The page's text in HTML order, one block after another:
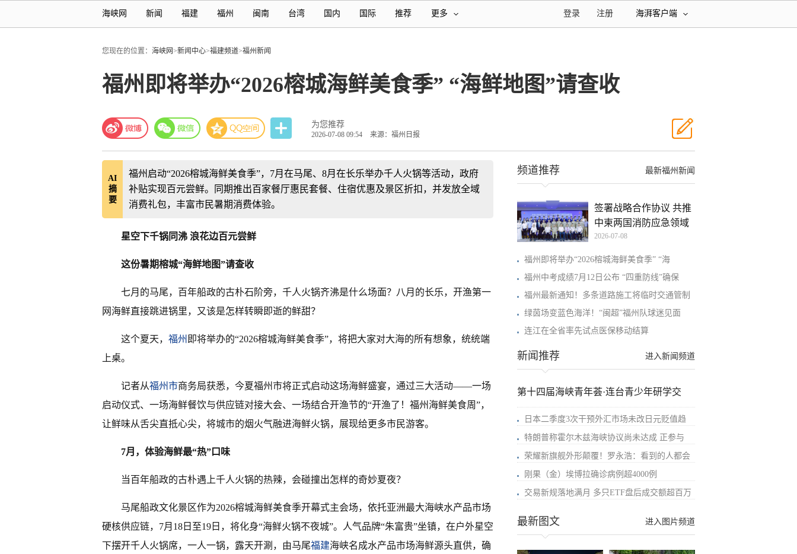
海峡网 新闻 福建 福州 闽南 台湾 国内 国际 推荐 更多 海湃客户端
注册
登录
您现在的位置： 海峡网>新闻中心>福建频道>福州新闻
福州即将举办“2026榕城海鲜美食季” “海鲜地图”请查收
为您推荐
2026-07-08 09:54 来源：福州日报
AI
摘
要
福州启动“2026榕城海鲜美食季”，7月在马尾、8月在长乐举办千人火锅等活动，政府
补贴实现百元尝鲜。同期推出百家餐厅惠民套餐、住宿优惠及景区折扣，并发放全域
消费礼包，丰富市民暑期消费体验。
星空下千锅同沸 浪花边百元尝鲜
这份暑期榕城“海鲜地图”请查收
七月的马尾，百年船政的古朴石阶旁，千人火锅齐沸是什么场面？八月的长乐，开渔第一
网海鲜直接跳进锅里，又该是怎样转瞬即逝的鲜甜？
这个夏天， 福州 即将举办的“2026榕城海鲜美食季”，将把大家对大海的所有想象，统统端
上桌。
记者从福州市商务局获悉，今夏福州市将正式启动这场海鲜盛宴，通过三大活动——一场
启动仪式、一场海鲜餐饮与供应链对接大会、一场结合开渔节的“开渔了！福州海鲜美食周”，
让鲜味从舌尖直抵心尖，将城市的烟火气融进海鲜火锅，展现给更多市民游客。
7月，体验海鲜最“热”口味
当百年船政的古朴遇上千人火锅的热辣，会碰撞出怎样的奇妙夏夜？
马尾船政文化景区作为2026榕城海鲜美食季开幕式主会场，依托亚洲最大海峡水产品市场
硬核供应链，7月18日至19日，将化身“海鲜火锅不夜城”。人气品牌“朱富贵”坐镇，在户外星空
下摆开千人火锅席，一人一锅，露天开涮，由马尾福建海峡名成水产品市场海鲜源头直供，确
最新福州新闻
频道推荐
签署战略合作协议 共推
中柬两国消防应急领域
2026-07-08
福州即将举办“2026榕城海鲜美食季” “海
福州中考成绩7月12日公布 “四重防线”确保
福州最新通知！多条道路施工将临时交通管制
绿茵场变蓝色海洋！“闽超”福州队球迷见面
连江在全省率先试点医保移动结算​
进入新闻频道
新闻推荐
第十四届海峡青年荟·连台青少年研学交
日本二季度3次干预外汇市场未改日元贬值趋
特朗普称霍尔木兹海峡协议尚未达成 正参与
荣耀新旗舰外形颠覆！罗永浩：看到的人都会
刚果（金）埃博拉确诊病例超4000例
交易新规落地满月 多只ETF盘后成交额超百万
进入图片频道
最新图文